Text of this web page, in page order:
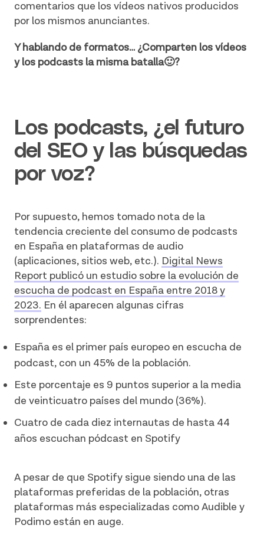
comentarios que los vídeos nativos producidos
por los mismos anunciantes.
Y hablando de formatos… ¿Comparten los vídeos
y los podcasts la misma batalla🙂?
Los podcasts, ¿el futuro
del SEO y las búsquedas
por voz?
Por supuesto, hemos tomado nota de la
tendencia creciente del consumo de podcasts
en España en plataformas de audio
(aplicaciones, sitios web, etc.). Digital News
Report publicó un estudio sobre la evolución de
escucha de podcast en España entre 2018 y
2023. En él aparecen algunas cifras
sorprendentes:
España es el primer país europeo en escucha de
podcast, con un 45% de la población.
Este porcentaje es 9 puntos superior a la media
de veinticuatro países del mundo (36%).
Cuatro de cada diez internautas de hasta 44
años escuchan pódcast en Spotify
A pesar de que Spotify sigue siendo una de las
plataformas preferidas de la población, otras
plataformas más especializadas como Audible y
Podimo están en auge.